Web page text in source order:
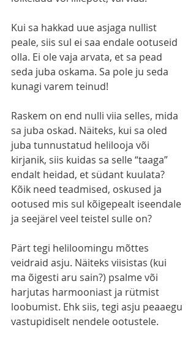
Kui sa hakkad uue asjaga nullist
peale, siis sul ei saa endale ootuseid
olla. Ei ole vaja arvata, et sa pead
seda juba oskama. Sa pole ju seda
kunagi varem teinud!
Raskem on end nulli viia selles, mida
sa juba oskad. Näiteks, kui sa oled
juba tunnustatud helilooja või
kirjanik, siis kuidas sa selle “taaga”
endalt heidad, et südant kuulata?
Kõik need teadmised, oskused ja
ootused mis sul kõigepealt iseendale
ja seejärel veel teistel sulle on?
Pärt tegi heliloomingu mõttes
veidraid asju. Näiteks viisistas (kui
ma õigesti aru sain?) psalme või
harjutas harmooniast ja rütmist
loobumist. Ehk siis, tegi asju peaaegu
vastupidiselt nendele ootustele.